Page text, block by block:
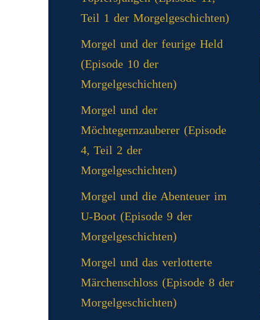
Teil 1 der Morgelgeschichten)
Morgel und der feurige Held
(Episode 10 der
Morgelgeschichten)
Morgel und der
Möchtegernzauberer (Episode
4, Teil 2 der
Morgelgeschichten)
Morgel und die Abenteuer im
U-Boot (Episode 9 der
Morgelgeschichten)
Morgel und das verlotterte
Märchenschloss (Episode 8 der
Morgelgeschichten)